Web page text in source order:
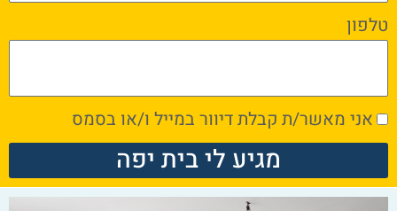
טלפון
אני מאשר/ת קבלת דיוור במייל ו/או בסמס
מגיע לי בית יפה